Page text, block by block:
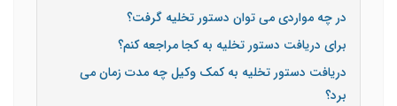
در چه مواردی می توان دستور تخلیه گرفت؟
برای دریافت دستور تخلیه به کجا مراجعه کنم؟
دریافت دستور تخلیه به کمک وکیل چه مدت زمان می
برد؟